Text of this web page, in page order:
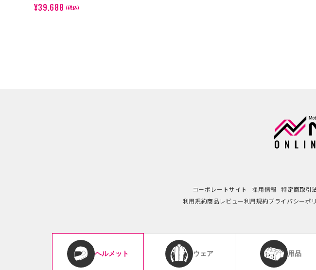
¥39,688（税込）
コーポレートサイト 採用情報 特定商取引
利用規約商品レビュー利用規約プライバシーポ
ヘルメット ウェア 用品